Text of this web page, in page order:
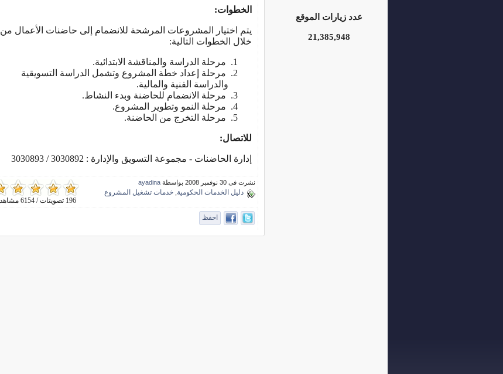
الخطوات:
يتم اختيار المشروعات المرشحة للانضمام إلى حاضنات الأعمال من
خلال الخطوات التالية:
مرحلة الدراسة والمناقشة الابتدائية.
مرحلة إعداد خطة المشروع وتشمل الدراسة التسويقية
والدراسة الفنية والمالية.
مرحلة الانضمام للحاضنة وبدء النشاط.
مرحلة النمو وتطوير المشروع.
مرحلة التخرج من الحاضنة.
للاتصال:
إدارة الحاضنات - مجموعة التسويق والإدارة : 3030892 / 3030893
196 تصويتات / 6154 مشاهدة
نشرت فى 30 نوفمبر 2008 بواسطة ayadina
دليل الخدمات الحكومية خدمات تشغيل المشروع
احفظ
عدد زيارات الموقع
21,385,948